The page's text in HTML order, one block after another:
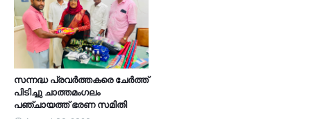
സന്നദ്ധ പ്രവർത്തകരെ ചേർത്ത്
പിടിച്ചു ചാത്തമംഗലം
പഞ്ചായത്ത്‌ ഭരണ സമിതി